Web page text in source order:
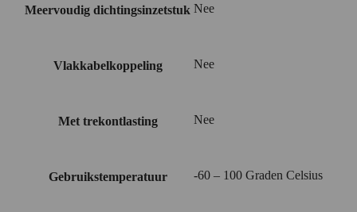
Meervoudig dichtingsinzetstuk Nee
Vlakkabelkoppeling Nee
Met trekontlasting Nee
Gebruikstemperatuur -60 – 100 Graden Celsius